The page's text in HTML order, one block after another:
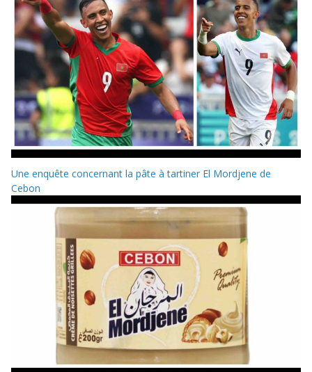
Une enquête concernant la pâte à tartiner El Mordjene de
Cebon